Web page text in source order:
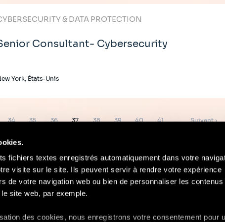
fichiers textes enregistrés automatiquement dans votre
visite sur le site. Ils peuvent servir à rendre votre expérience
de votre navigation web ou bien de personnaliser les contenus
site web, par exemple.
des cookies, nous enregistrons votre consentement pour
& DATA PROTECTION
Consultant- Cybersecurity
York, États-Unis
Page
34 Page
35 Page
36 Page
37 Page
38 Page
39 Page
40 Page
41 …
Page
Suivant ›
Contact Mentions Légales